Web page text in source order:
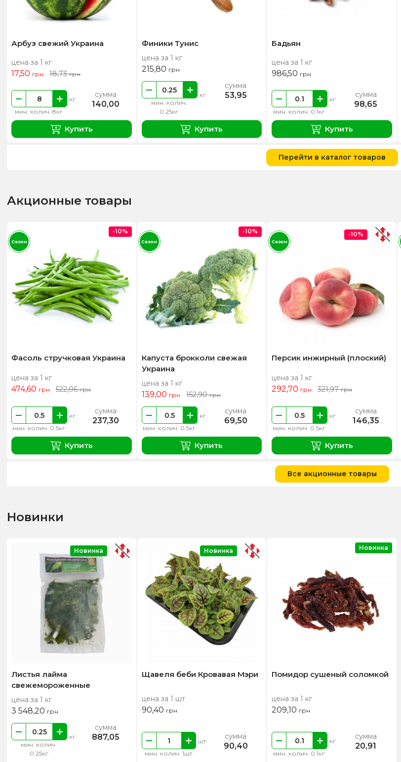
Арбуз свежий Украина
цена за 1 кг
17,50 грн 18,73грн
мин. колич. 8кг
кг сумма
140,00
Купить
Финики Тунис
цена за 1 кг
215,80 грн
мин. колич.
0.25кг
кг
сумма
53,95
Купить
Бадьян
цена за 1 кг
986,50 грн
мин. колич. 0.1кг
кг сумма
98,65
Купить
Перейти в каталог товаров
Акционные товары
Фасоль стручковая Украина
цена за 1 кг
474,60 грн 522,06грн
мин. колич. 0.5кг
кг сумма
237,30
Купить
-10%
Сезон
Капуста брокколи свежая
Украина
цена за 1 кг
139,00 грн 152,90грн
мин. колич. 0.5кг
кг сумма
69,50
Купить
-10%
Сезон
Персик инжирный (плоский)
цена за 1 кг
292,70 грн 321,97грн
мин. колич. 0.5кг
кг сумма
146,35
Купить
-10%
Сезон
Все акционные товары
Новинки
Листья лайма
свежемороженные
цена за 1 кг
3 548,20 грн
мин. колич.
0.25кг
кг
сумма
887,05
Новинка
Щавеля беби Кровавая Мэри
цена за 1 шт
90,40 грн
мин. колич. 1шт
шт сумма
90,40
Новинка
Помидор сушеный соломкой
цена за 1 кг
209,10 грн
мин. колич. 0.1кг
кг сумма
20,91
Новинка